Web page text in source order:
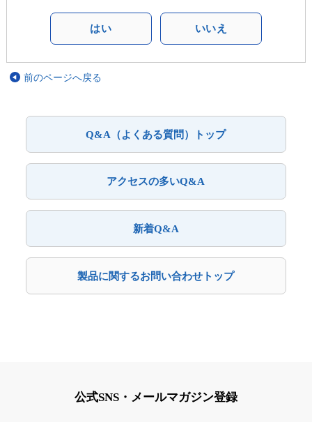
はい いいえ
前のページへ戻る
Q&A（よくある質問）トップ
アクセスの多いQ&A
新着Q&A
製品に関するお問い合わせトップ
公式SNS・メールマガジン登録